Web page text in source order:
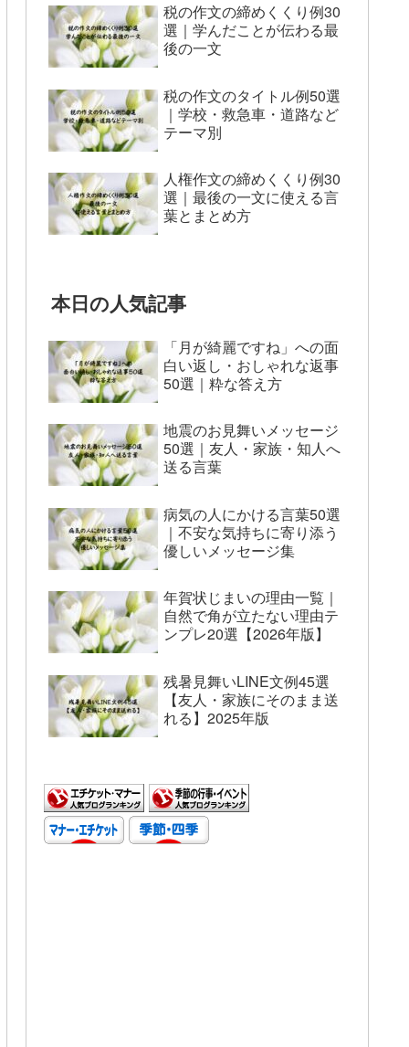
税の作文の締めくくり例30
選｜学んだことが伝わる最
後の一文
税の作文のタイトル例50選
｜学校・救急車・道路など
テーマ別
人権作文の締めくくり例30
選｜最後の一文に使える言
葉とまとめ方
本日の人気記事
「月が綺麗ですね」への面
白い返し・おしゃれな返事
50選｜粋な答え方
地震のお見舞いメッセージ
50選｜友人・家族・知人へ
送る言葉
病気の人にかける言葉50選
｜不安な気持ちに寄り添う
優しいメッセージ集
年賀状じまいの理由一覧｜
自然で角が立たない理由テ
ンプレ20選【2026年版】
残暑見舞いLINE文例45選
【友人・家族にそのまま送
れる】2025年版